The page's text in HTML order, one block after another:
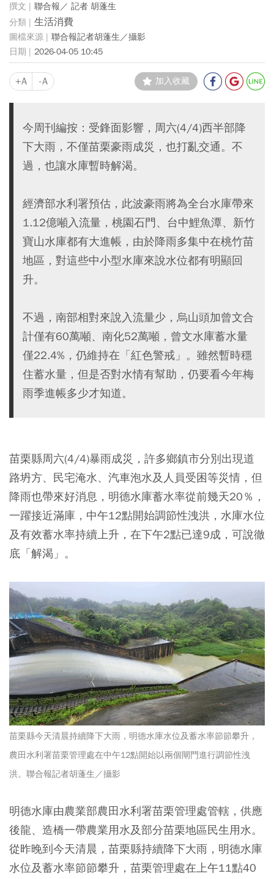
聯合報／ 記者 胡蓬生
生活消費
聯合報記者胡蓬生／攝影
2026-04-05 10:45
+A -A 加入收藏
今周刊編按：受鋒面影響，周六(4/4)西半部降
下大雨，不僅苗栗豪雨成災，也打亂交通。不
過，也讓水庫暫時解渴。
經濟部水利署預估，此波豪雨將為全台水庫帶來
1.12億噸入流量，桃園石門、台中鯉魚潭、新竹
寶山水庫都有大進帳，由於降雨多集中在桃竹苗
地區，對這些中小型水庫來說水位都有明顯回
升。
不過，南部相對來說入流量少，烏山頭加曾文合
計僅有60萬噸、南化52萬噸，曾文水庫蓄水量
僅22.4%，仍維持在「紅色警戒」。雖然暫時穩
住蓄水量，但是否對水情有幫助，仍要看今年梅
雨季進帳多少才知道。
苗栗縣周六(4/4)暴雨成災，許多鄉鎮市分別出現道
路坍方、民宅淹水、汽車泡水及人員受困等災情，但
降雨也帶來好消息，明德水庫蓄水率從前幾天20％，
一躍接近滿庫，中午12點開始調節性洩洪，水庫水位
及有效蓄水率持續上升，在下午2點已達9成，可說徹
底「解渴」。
苗栗縣今天清晨持續降下大雨，明德水庫水位及蓄水率節節攀升，
農田水利署苗栗管理處在中午12點開始以兩個閘門進行調節性洩
洪。聯合報記者胡蓬生／攝影
明德水庫由農業部農田水利署苗栗管理處管轄，供應
後龍、造橋一帶農業用水及部分苗栗地區民生用水。
從昨晚到今天清晨，苗栗縣持續降下大雨，明德水庫
水位及蓄水率節節攀升，苗栗管理處在上午11點40